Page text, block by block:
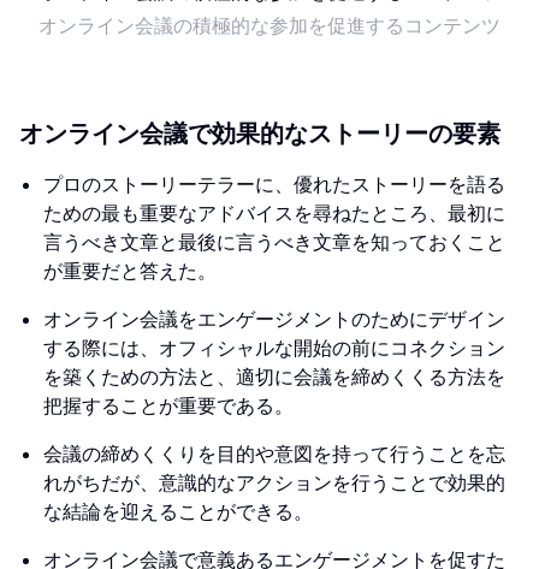
オンライン会議の積極的な参加を促進するコンテンツ
オンライン会議で効果的なストーリーの要素
プロのストーリーテラーに、優れたストーリーを語る
ための最も重要なアドバイスを尋ねたところ、最初に
言うべき文章と最後に言うべき文章を知っておくこと
が重要だと答えた。
オンライン会議をエンゲージメントのためにデザイン
する際には、オフィシャルな開始の前にコネクション
を築くための方法と、適切に会議を締めくくる方法を
把握することが重要である。
会議の締めくくりを目的や意図を持って行うことを忘
れがちだが、意識的なアクションを行うことで効果的
な結論を迎えることができる。
オンライン会議で意義あるエンゲージメントを促すた